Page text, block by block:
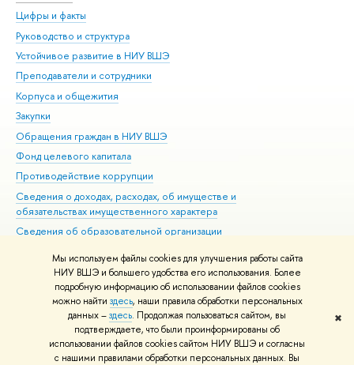
Мы используем файлы cookies для улучшения работы сайта
НИУ ВШЭ и большего удобства его использования. Более
подробную информацию об использовании файлов cookies
можно найти здесь, наши правила обработки персональных
данных –здесь. Продолжая пользоваться сайтом, вы
подтверждаете, что были проинформированы об
использовании файлов cookies сайтом НИУ ВШЭ и согласны
с нашими правилами обработки персональных данных. Вы
✖
Цифры и факты
Руководство и структура
Устойчивое развитие в НИУ ВШЭ
Преподаватели и сотрудники
Корпуса и общежития
Закупки
Обращения граждан в НИУ ВШЭ
Фонд целевого капитала
Противодействие коррупции
Сведения о доходах, расходах, об имуществе и
обязательствах имущественного характера
Сведения об образовательной организации
Людям с ограниченными возможностями здоровья
Единая платежная страница
Работа в Вышке
© НИУ ВШЭ 1993–2026 Адреса и контакты Условия использования
материалов Политика конфиденциальности Карта сайта